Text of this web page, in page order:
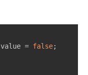
value = false;